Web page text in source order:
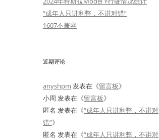
“成年人只讲利弊，不讲对错”
1607不兼容
近期评论
anyshpm 发表在《留言板》
小周 发表在《留言板》
匿名 发表在《“成年人只讲利弊，不讲对
错”》
匿名 发表在《“成年人只讲利弊，不讲对